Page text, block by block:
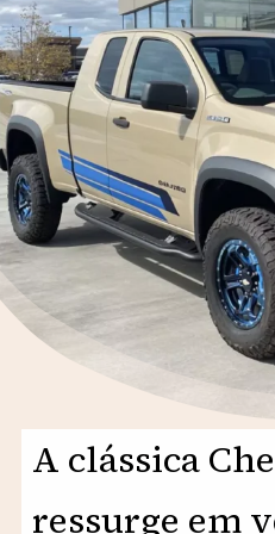
A clássica
ressurge em
A clássica
ressurge em